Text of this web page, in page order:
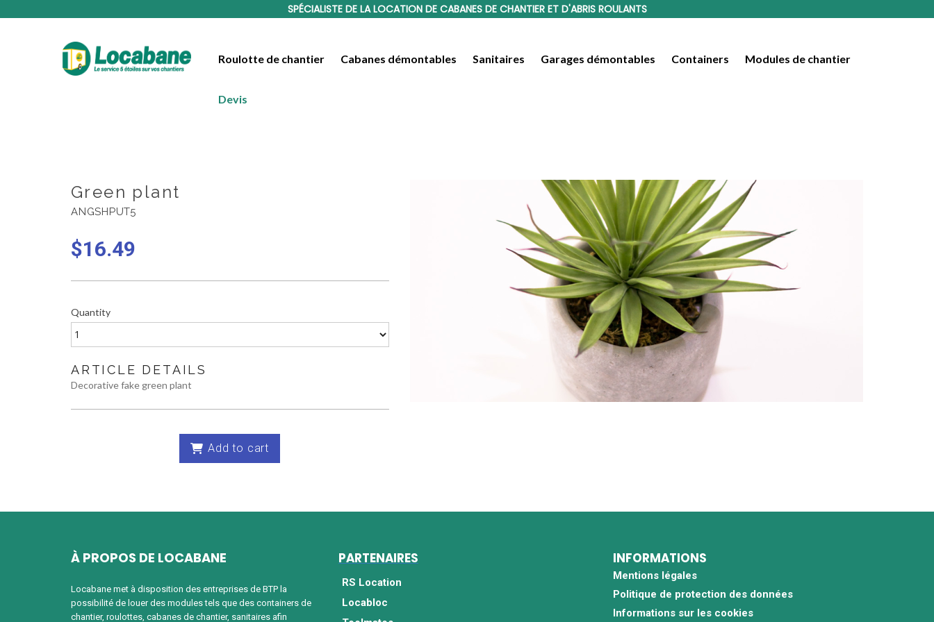
SPÉCIALISTE DE LA LOCATION DE CABANES DE CHANTIER ET D'ABRIS ROULANTS
Roulotte de chantier Cabanes démontables Sanitaires Garages démontables Containers Modules de chantier
Devis
Green plant
ANGSHPUT5
$16.49
Quantity
ARTICLE DETAILS
Decorative fake green plant
Add to cart
À PROPOS DE LOCABANE
Locabane met à disposition des entreprises de BTP la
possibilité de louer des modules tels que des containers de
chantier, roulottes, cabanes de chantier, sanitaires afin
PARTENAIRES
RS Location
Locabloc
INFORMATIONS
Mentions légales
Politique de protection des données
Informations sur les cookies